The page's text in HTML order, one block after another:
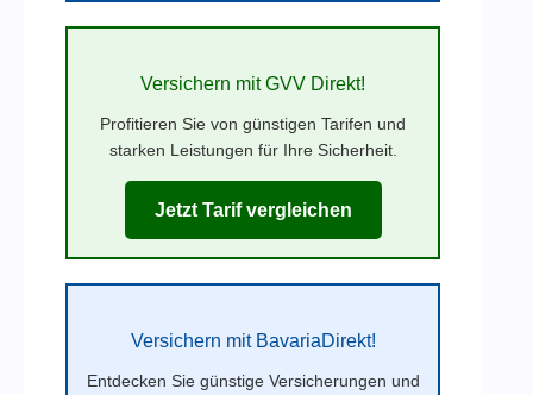
Versichern mit GVV Direkt!
Profitieren Sie von günstigen Tarifen und
starken Leistungen für Ihre Sicherheit.
Jetzt Tarif vergleichen
Versichern mit BavariaDirekt!
Entdecken Sie günstige Versicherungen und